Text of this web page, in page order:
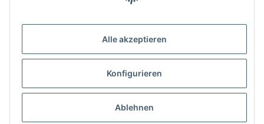
Alle akzeptieren
Konfigurieren
Ablehnen
News
Partner